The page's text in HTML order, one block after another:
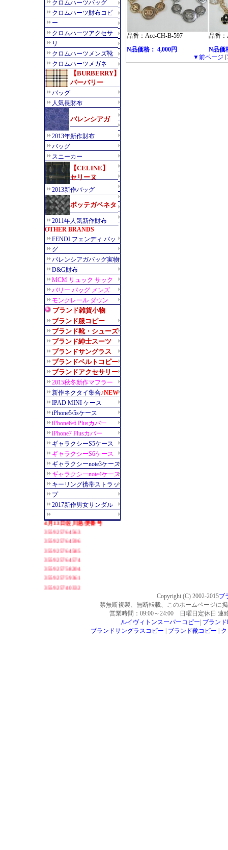
品番：Acc-CH-B-597
N品価格： 4,000円
品番：
N品価
▼前ページ [
Copyright (C) 2002-2015ブ
禁無断複製、無断転載、このホームページに
営業時間：09:00～24:00 日曜日定休日 連
ルイヴィトンスーパーコピー ブラン
ブランドサングラスコピー
ブランド靴コピー